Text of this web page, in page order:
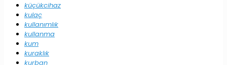
küçükcihaz
kulaç
kullanımlık
kullanma
kum
kuraklık
kurban